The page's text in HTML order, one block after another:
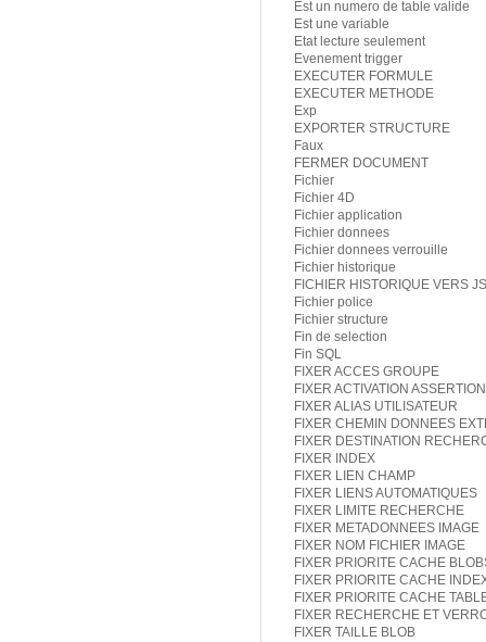
Est un numero de table valide
Est une variable
Etat lecture seulement
Evenement trigger
EXECUTER FORMULE
EXECUTER METHODE
Exp
EXPORTER STRUCTURE
Faux
FERMER DOCUMENT
Fichier
Fichier 4D
Fichier application
Fichier donnees
Fichier donnees verrouille
Fichier historique
FICHIER HISTORIQUE VERS
Fichier police
Fichier structure
Fin de selection
Fin SQL
FIXER ACCES GROUPE
FIXER ACTIVATION
FIXER ALIAS UTILISATEUR
FIXER CHEMIN DONNEES
FIXER DESTINATION
FIXER INDEX
FIXER LIEN CHAMP
FIXER LIENS AUTOMATIQUES
FIXER LIMITE RECHERCHE
FIXER METADONNEES IMAGE
FIXER NOM FICHIER IMAGE
FIXER PRIORITE CACHE
FIXER PRIORITE CACHE
FIXER PRIORITE CACHE
FIXER RECHERCHE ET
FIXER TAILLE BLOB